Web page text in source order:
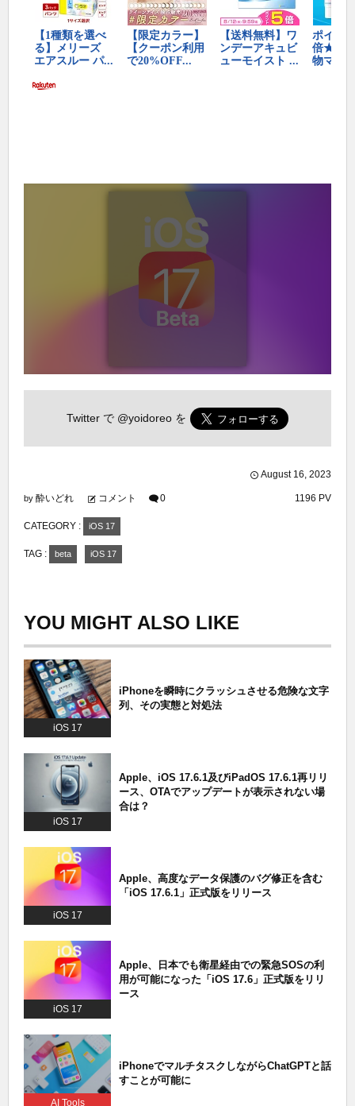
Twitter で @yoidoreo を
August 16 2023
by 酔いどれ コメント 0 1196 PV
CATEGORY : iOS 17
TAG : beta iOS 17
YOU MIGHT ALSO LIKE
iOS 17
iPhoneを瞬時にクラッシュさせる危険な文字
列、その実態と対処法
iOS 17
Apple、iOS 17.6.1及びiPadOS 17.6.1再リリ
ース、OTAでアップデートが表示されない場
合は？
iOS 17
Apple、高度なデータ保護のバグ修正を含む
「iOS 17.6.1」正式版をリリース
iOS 17
Apple、日本でも衛星経由での緊急SOSの利
用が可能になった「iOS 17.6」正式版をリリ
ース
AI Tools
iPhoneでマルチタスクしながらChatGPTと話
すことが可能に